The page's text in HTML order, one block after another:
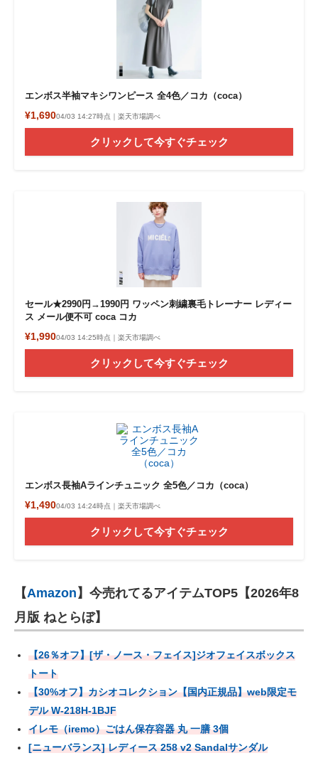
エンボス半袖マキシワンピース 全4色／コカ（coca）
¥1,69004/03 14:27時点｜楽天市場調べ
クリックして今すぐチェック
セール★2990円→1990円 ワッペン刺繍裏毛トレーナー レディー
ス メール便不可 coca コカ
¥1,99004/03 14:25時点｜楽天市場調べ
クリックして今すぐチェック
エンボス長袖Aラインチュニック 全5色／コカ（coca）
¥1,49004/03 14:24時点｜楽天市場調べ
クリックして今すぐチェック
【Amazon 】今売れてるアイテムTOP5【2026年8
月版 ねとらぼ】
【26％オフ】[ザ・ノース・フェイス]ジオフェイスボックス
トート
【30%オフ】カシオコレクション【国内正規品】web限定モ
デル W-218H-1BJF
イレモ（iremo）ごはん保存容器 丸 一膳 3個
[ニューバランス] レディース 258 v2 Sandalサンダル